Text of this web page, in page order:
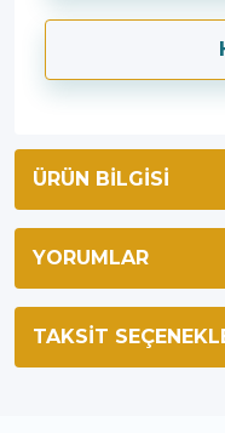
ÜRÜN BILGISI
YORUMLAR
TAKSIT